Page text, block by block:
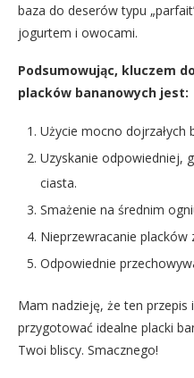
baza do deserów typu
jogurtem i owocami.
Podsumowując, kluczem
placków bananowych jest:
Użycie mocno dojrzałych
Uzyskanie odpowiedniej,
ciasta.
Smażenie na średnim
Nieprzewracanie placków
Odpowiednie
Mam nadzieję, że ten
przygotować idealne placki
Twoi bliscy. Smacznego!